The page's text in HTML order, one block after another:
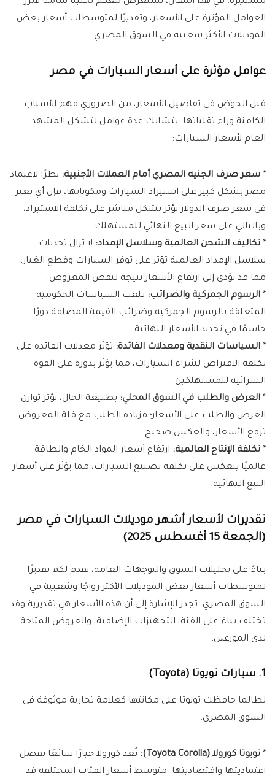
العوامل المؤثرة على الأسعار، وتقديرًا لمتوسطات أسعار بعض
الموديلات الأكثر شعبية في السوق المصري.
عوامل مؤثرة على أسعار السيارات في مصر
قبل الخوض في تفاصيل الأسعار، من الضروري فهم الأسباب
الكامنة وراء تقلباتها. تتشابك عدة عوامل لتشكل المشهد
العام لأسعار السيارات:
* سعر صرف الجنيه المصري أمام العملات الأجنبية: نظرًا لاعتماد
مصر بشكل كبير على استيراد السيارات ومكوناتها، فإن أي تغير
في سعر صرف الدولار يؤثر بشكل مباشر على تكلفة الاستيراد،
وبالتالي على سعر البيع النهائي للمستهلك.
* تكاليف الشحن العالمية وسلاسل الإمداد: لا تزال تحديات
سلاسل الإمداد العالمية تؤثر على توفر السيارات وقطع الغيار،
مما قد يؤدي إلى ارتفاع الأسعار نتيجة لنقص المعروض.
* الرسوم الجمركية والضرائب: تلعب السياسات الحكومية
المتعلقة بالرسوم الجمركية وضرائب القيمة المضافة دورًا
حاسمًا في تحديد الأسعار النهائية.
* السياسات النقدية ومعدلات الفائدة: تؤثر معدلات الفائدة على
تكلفة الاقتراض لشراء السيارات، مما يؤثر بدوره على القوة
الشرائية للمستهلكين.
* العرض والطلب في السوق المحلي: بطبيعة الحال، يؤثر توازن
العرض والطلب على الأسعار؛ فزيادة الطلب مع قلة المعروض
ترفع الأسعار، والعكس صحيح.
* تكلفة الإنتاج العالمية: ارتفاع أسعار المواد الخام والطاقة
عالميًا ينعكس على تكلفة تصنيع السيارات، مما يؤثر على أسعار
البيع النهائية.
تقديرات لأسعار أشهر موديلات السيارات في مصر
(الجمعة 15 أغسطس 2025)
بناءً على تحليلات السوق والتوجهات العامة، نقدم لكم تقديرًا
لمتوسطات أسعار بعض الموديلات الأكثر رواجًا وشعبية في
السوق المصري. تجدر الإشارة إلى أن هذه الأسعار هي تقديرية وقد
تختلف بناءً على الفئة، التجهيزات الإضافية، والعروض المتاحة
لدى الموزعين.
1. سيارات تويوتا (Toyota)
لطالما حافظت تويوتا على مكانتها كعلامة تجارية موثوقة في
السوق المصري.
* تويوتا كورولا (Toyota Corolla):
تُعد كورولا خيارًا شائعًا بفضل
اعتماديتها واقتصاديتها. متوسط أسعار الفئات المختلفة قد